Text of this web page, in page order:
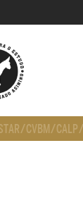
/CVBM/CALP/